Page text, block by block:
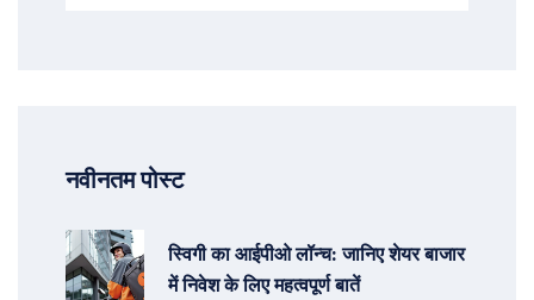
नवीनतम पोस्ट
स्विगी का आईपीओ लॉन्च: जानिए शेयर बाजार
में निवेश के लिए महत्वपूर्ण बातें